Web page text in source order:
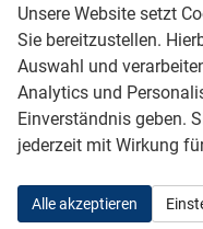
ohne MwSt.
Energieverbrauch
0,50 l/100km +
Kraftstoffverbrauch
kombiniert: 6,10 l/
Stromverbrauch bei
kombiniert: 14,40
CO
2 -Klasse
CO2-Klasse bei
Unsere Website setzt
Sie bereitzustellen.
Auswahl und
Analytics und
Einverständnis geben.
jederzeit mit Wirkung
Alle akzeptieren